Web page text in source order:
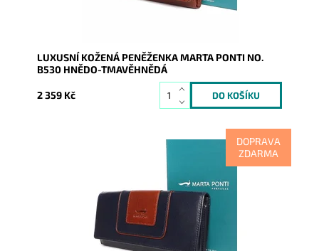
LUXUSNÍ KOŽENÁ PENĚŽENKA MARTA PONTI NO.
B530 HNĚDO-TMAVĚHNĚDÁ
2 359 Kč
DOPRAVA
ZDARMA
Kožená značková dámská peněženka v tmavěmodro-
hnědé barvě, kde je vidět soulad vzhledu, luxusu,
Skladem
9515
Marta Ponti
2 roky